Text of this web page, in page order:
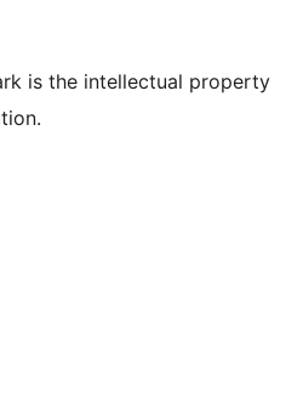
is the intellectual property